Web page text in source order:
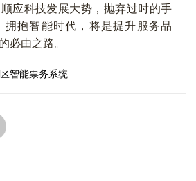
应科技发展大势，抛弃过时的手
拥抱智能时代，将是提升服务品
必由之路。
智能票务系统